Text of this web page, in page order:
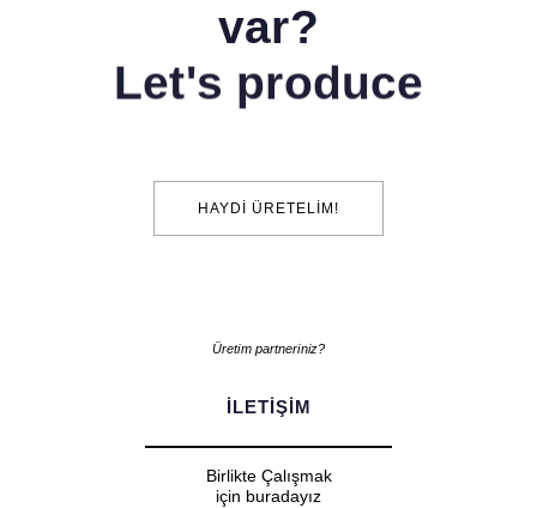
var?
Let's produce
HAYDI ÜRETELIM!
Üretim partneriniz?
ILETIŞIM
Birlikte Çalışmak
için buradayız